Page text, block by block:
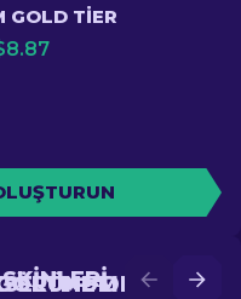
GOLD TIER
8.87
DAHA
ELDE